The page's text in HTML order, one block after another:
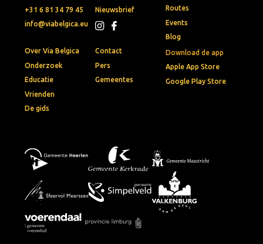
+31 6 81 34 79 45
info@viabelgica.eu
Nieuwsbrief
Download de app
Apple App Store
Google Play Store
Routes
Events
Blog
Over Via Belgica
Onderzoek
Educatie
Vrienden
De gids
Contact
Pers
Gemeentes